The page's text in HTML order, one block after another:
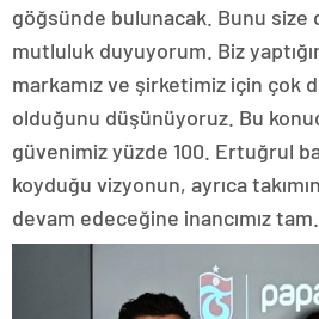
göğsünde bulunacak. Bunu size
mutluluk duyuyorum. Biz
markamız ve şirketimiz için çok
olduğunu düşünüyoruz. Bu
güvenimiz yüzde 100. Ertuğrul
koyduğu vizyonun, ayrıca
devam edeceğine inancımız